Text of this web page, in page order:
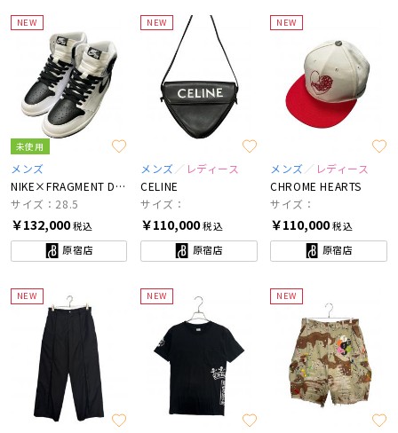
NEW
未使用
メンズ
NIKE×FRAGMENT DESIGN×UNION
サイズ：28.5
￥132,000税込
原宿店
NEW
メンズ
レディース
CELINE
サイズ：
￥110,000税込
原宿店
NEW
メンズ
レディース
CHROME HEARTS
サイズ：
￥110,000税込
原宿店
NEW NEW NEW